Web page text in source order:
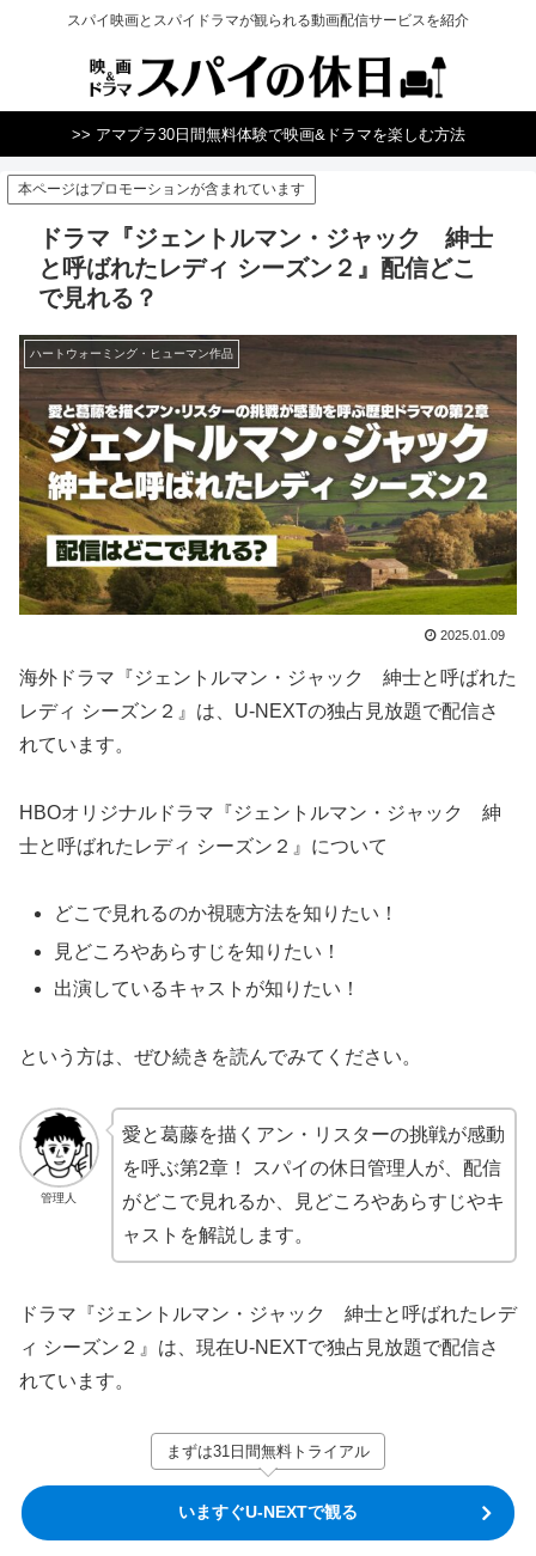
スパイ映画とスパイドラマが観られる動画配信サービスを紹介
>> アマプラ30日間無料体験で映画&ドラマを楽しむ方法
本ページはプロモーションが含まれています
ドラマ『ジェントルマン・ジャック 紳士
と呼ばれたレディ シーズン２』配信どこ
で見れる？
ハートウォーミング・ヒューマン作品
2025.01.09
海外ドラマ『ジェントルマン・ジャック 紳士と呼ばれた
レディ シーズン２』は、U-NEXTの独占見放題で配信さ
れています。
HBOオリジナルドラマ『ジェントルマン・ジャック 紳
士と呼ばれたレディ シーズン２』について
どこで見れるのか視聴方法を知りたい！
見どころやあらすじを知りたい！
出演しているキャストが知りたい！
という方は、ぜひ続きを読んでみてください。
管理人
愛と葛藤を描くアン・リスターの挑戦が感動
を呼ぶ第2章！ スパイの休日管理人が、配信
がどこで見れるか、見どころやあらすじやキ
ャストを解説します。
ドラマ『ジェントルマン・ジャック 紳士と呼ばれたレデ
ィ シーズン２』は、現在U-NEXTで独占見放題で配信さ
れています。
まずは31日間無料トライアル
いますぐU-NEXTで観る